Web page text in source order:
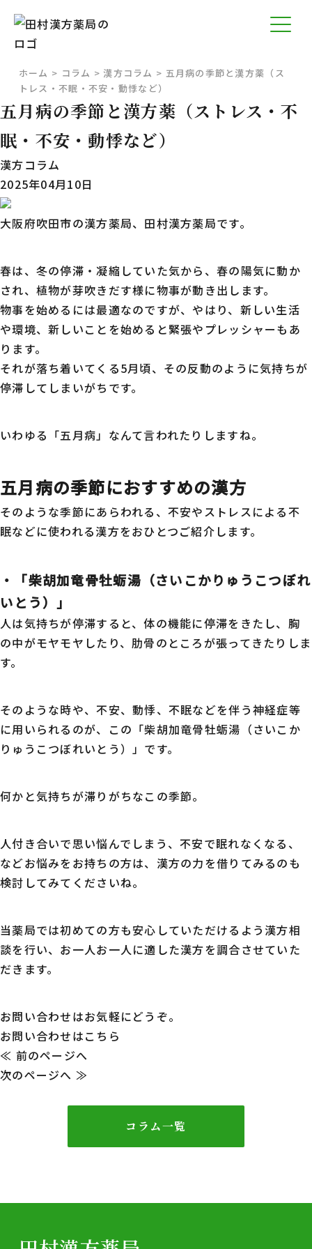
ホーム > コラム > 漢方コラム > 五月病の季節と漢方薬（ス
トレス・不眠・不安・動悸など）
五月病の季節と漢方薬（ストレス・不
眠・不安・動悸など）
漢方コラム
2025年04月10日
大阪府吹田市の漢方薬局、田村漢方薬局です。
春は、冬の停滞・凝縮していた気から、春の陽気に動か
され、植物が芽吹きだす様に物事が動き出します。
物事を始めるには最適なのですが、やはり、新しい生活
や環境、新しいことを始めると緊張やプレッシャーもあ
ります。
それが落ち着いてくる5月頃、その反動のように気持ちが
停滞してしまいがちです。
いわゆる「五月病」なんて言われたりしますね。
五月病の季節におすすめの漢方
そのような季節にあらわれる、不安やストレスによる不
眠などに使われる漢方をおひとつご紹介します。
・「柴胡加竜骨牡蛎湯（さいこかりゅうこつぼれ
いとう）」
人は気持ちが停滞すると、体の機能に停滞をきたし、胸
の中がモヤモヤしたり、肋骨のところが張ってきたりしま
す。
そのような時や、不安、動悸、不眠などを伴う神経症等
に用いられるのが、この「柴胡加竜骨牡蛎湯（さいこか
りゅうこつぼれいとう）」です。
何かと気持ちが滞りがちなこの季節。
人付き合いで思い悩んでしまう、不安で眠れなくなる、
などお悩みをお持ちの方は、漢方の力を借りてみるのも
検討してみてくださいね。
当薬局では初めての方も安心していただけるよう漢方相
談を行い、お一人お一人に適した漢方を調合させていた
だきます。
お問い合わせはお気軽にどうぞ。
お問い合わせはこちら
投
稿
ー
≪ 前のページへ
次のページへ ≫
コラム一覧